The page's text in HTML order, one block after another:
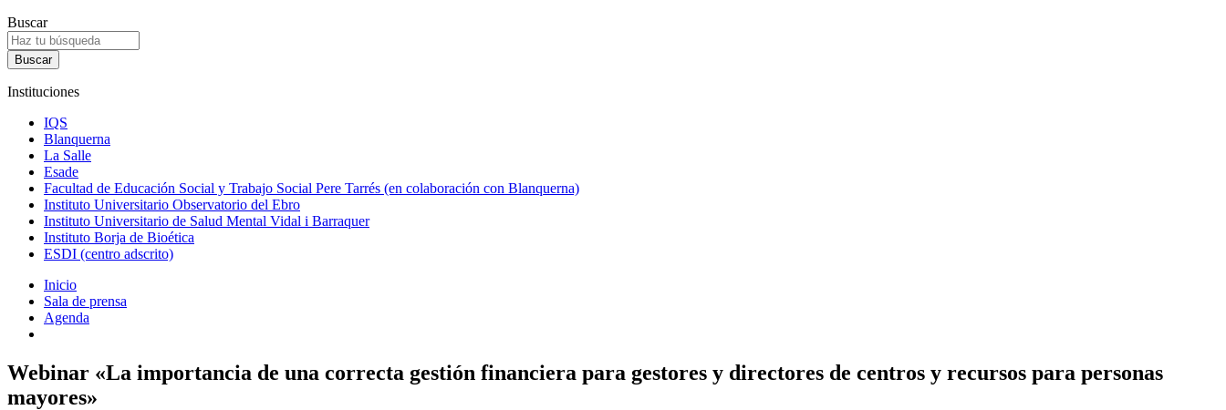
Buscar
Instituciones
IQS
Blanquerna
La Salle
Esade
Facultad de Educación Social y Trabajo Social Pere Tarrés (en colaboración con Blanquerna)
Instituto Universitario Observatorio del Ebro
Instituto Universitario de Salud Mental Vidal i Barraquer
Instituto Borja de Bioética
ESDI (centro adscrito)
Inicio
Sala de prensa
Agenda
Webinar «La importancia de una correcta gestión financiera para gestores y directores de centros y recursos para personas
mayores»